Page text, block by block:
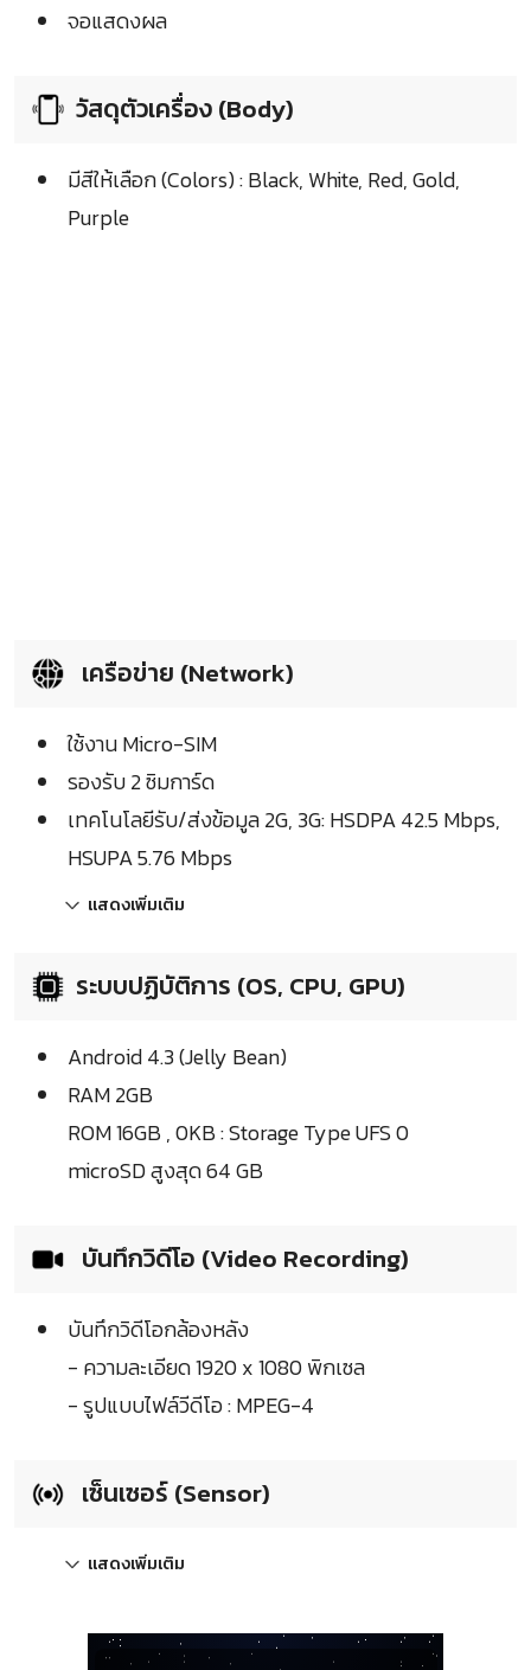
จอแสดงผล
วัสดุตัวเครื่อง (Body)
มีสีให้เลือก (Colors) : Black, White, Red, Gold,
Purple
เครือข่าย (Network)
ใช้งาน Micro-SIM
รองรับ 2 ซิมการ์ด
เทคโนโลยีรับ/ส่งข้อมูล 2G, 3G: HSDPA 42.5 Mbps,
HSUPA 5.76 Mbps
แสดงเพิ่มเติม
ระบบปฏิบัติการ (OS, CPU, GPU)
Android 4.3 (Jelly Bean)
RAM 2GB
ROM 16GB , 0KB : Storage Type UFS 0
microSD สูงสุด 64 GB
บันทึกวิดีโอ (Video Recording)
บันทึกวิดีโอกล้องหลัง
- ความละเอียด 1920 x 1080 พิกเซล
- รูปแบบไฟล์วีดีโอ : MPEG-4
เซ็นเซอร์ (Sensor)
แสดงเพิ่มเติม